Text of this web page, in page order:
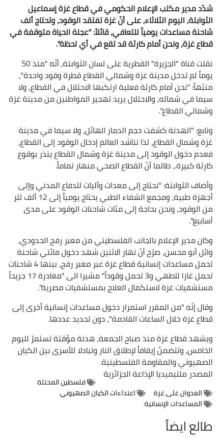
شدّد مدير مكتب الإعلام الحكومي في قطاع غزة إسماعيل
الثوابتة، اليوم الثلاثاء، على أنّ غزة تفتقد الوقود، وتحتاج ألف
شاحنة مساعدات يومياً للتعافي، قائلاً: "عجلة الحياة متوقفة في
قطاع غزة، ونحن أمام كارثة قد تقع في أي لحظة".
نقلت قناة "الجزيرة" القطرية على لسان الثوابتة، أنّه "منذ 50
يوماً لم تدخل مدينة غزة وشمالي القطاع قطرة وقود واحدة"،
منبّهاً: "نحن أمام كارثة فعلية ارتكبها الاحتلال في القطاع، ولا
سيما في شماله، والاحتلال يريد تهجير المواطنين من مدينة غزة
وشمالي القطاع".
وتابع: "الهدنة كشفت حجم الدمار الهائل، ولا سيما في مدينة
غزة وشمال القطاع، لذا نناشد العالم إدخال الوقود إلى القطاع،
فعدم دخول الوقود إلى مدينة غزة وشمال القطاع ينذر بوقوع
كارثة كبيرة.، طالما أنّ القطاع الصحي منهار تماماً.
وأضاف الثوابتة: "نحتاج إلى معدات وآليات للدفاع المدني وإلى
أجهزة طبية، ومجمع الشفاء الطبي يحتاج يومياً إلى 12 ألف لتر
من الوقود، ونحن بحاجة إلى مئات شاحنات الوقود على مدى
أسابيع".
وكان مدير الإعلام بالجانب الفلسطيني من معبر رفح الحدودي،
وائل أبو محسن، صرّح أنّ نهار الاثنين شهد دخول مائتي شاحنة
تحمل مساعدات إنسانية قطاع غزة عبر معبر رفح، بينها 4 شاحنات
تحمل غازا للطهي و3 تحمل وقوداً" مشيرا الى "مغادرة 17 جريحاً
مستشفيات غزة لاستكمال العلاج بمستشفيات مصرية".
وقال إنّه "من المقرر استمرار دخول مساعدات إنسانية أخرى إلى
قطاع غزة خلال الساعات القادمة"، دون تحديد عددها.
ويشهد قطاع غزة منذ صباح الجمعة، هدنة مؤقتة تستمرّ لليوم
الخامس، وتتضمنّ إيقافاً لإطلاق النار وتبادلا للأسرى بين الكيان
الصهيوني والمقاومة الفلسطينية.
المصدرملتيميديا الإذاعة الجزائرية
فلسطين المحتلة
العدوان على غزة
اعتداءات الكيان الصهيوني
المساعدات الإنسانية
طالع ايضاً